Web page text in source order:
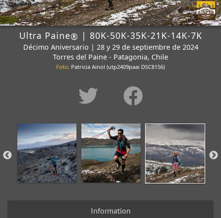
Ultra Paine® | 80K-50K-35K-21K-14K-7K
Décimo Aniversario | 28 y 29 de septiembre de 2024
Torres del Paine - Patagonia, Chile
Foto: Patricia Ainol (utp2409paai DSC8156)
Information